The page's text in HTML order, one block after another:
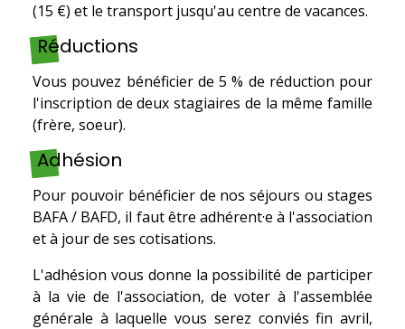
(15 €) et le transport jusqu'au centre de vacances.
Réductions
Vous pouvez bénéficier de 5 % de réduction pour
l'inscription de deux stagiaires de la même famille
(frère, soeur).
Adhésion
Pour pouvoir bénéficier de nos séjours ou stages
BAFA / BAFD, il faut être adhérent·e à l'association
et à jour de ses cotisations.
L'adhésion vous donne la possibilité de participer
à la vie de l'association, de voter à l'assemblée
générale à laquelle vous serez conviés fin avril,